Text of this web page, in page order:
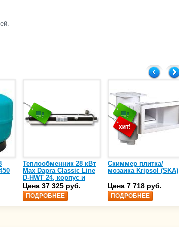
Теплообменник 28 кВт
Max Dapra Classic Line
D-HWT 24, корпус и
спираль нержавеющая
сталь AISI-316 (10 01
25)
Цена 37 325 руб.
ПОДРОБНЕЕ
Скиммер плитка/
мозаика Kripsol (SKA)
Цена 7 718 руб.
ПОДРОБНЕЕ